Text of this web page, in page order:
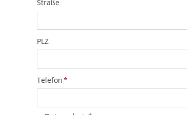
Straße
PLZ
Pflichtfeld
Telefon*